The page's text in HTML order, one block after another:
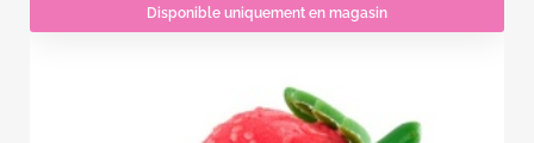
Disponible uniquement en magasin